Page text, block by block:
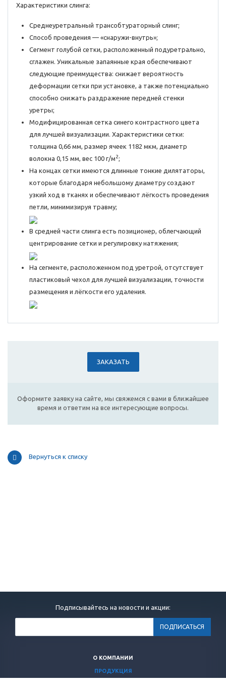
Характеристики слинга:
Среднеуретральный трансобтураторный слинг;
Способ проведения — «снаружи-внутрь»;
Сегмент голубой сетки, расположенный подуретрально,
сглажен. Уникальные запаянные края обеспечивают
следующие преимущества: снижает вероятность
деформации сетки при установке, а также потенциально
способно снижать раздражение передней стенки
уретры;
Модифицированная сетка синего контрастного цвета
для лучшей визуализации. Характеристики сетки:
толщина 0,66 мм, размер ячеек 1182 мкм, диаметр
волокна 0,15 мм, вес 100 г/м2;
На концах сетки имеются длинные тонкие дилятаторы,
которые благодаря небольшому диаметру создают
узкий ход в тканях и обеспечивают лёгкость проведения
петли, минимизируя травму;
В средней части слинга есть позиционер, облегчающий
центрирование сетки и регулировку натяжения;
На сегменте, расположенном под уретрой, отсутствует
пластиковый чехол для лучшей визуализации, точности
размещения и лёгкости его удаления.
ЗАКАЗАТЬ
Оформите заявку на сайте, мы свяжемся с вами в ближайшее
время и ответим на все интересующие вопросы.
Вернуться к списку
Подписывайтесь на новости и акции:
О КОМПАНИИ
ПРОДУКЦИЯ